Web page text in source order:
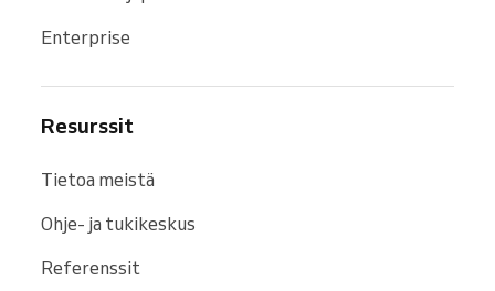
Enterprise
Resurssit
Tietoa meistä
Ohje- ja tukikeskus
Referenssit